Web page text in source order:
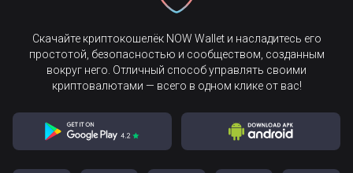
Скачайте криптокошелёк NOW Wallet и насладитесь его
простотой, безопасностью и сообществом, созданным
вокруг него. Отличный способ управлять своими
криптовалютами — всего в одном клике от вас!